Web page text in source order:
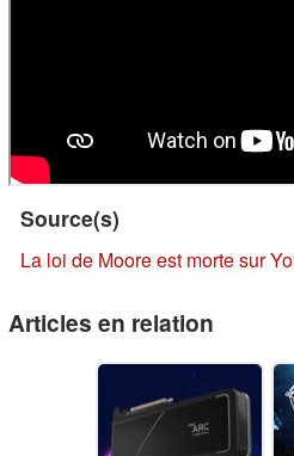
Source(s)
La loi de Moore est morte sur
Articles en relation